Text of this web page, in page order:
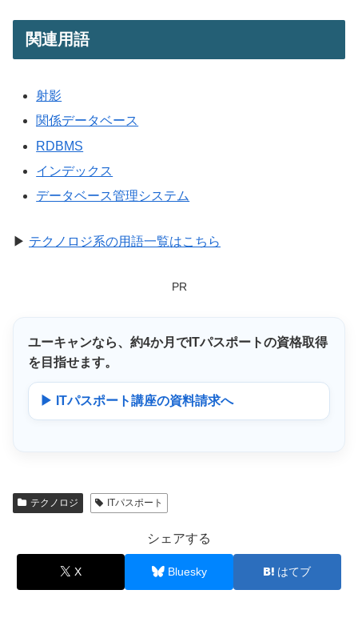
関連用語
射影
関係データベース
RDBMS
インデックス
データベース管理システム
▶ テクノロジ系の用語一覧はこちら
PR
ユーキャンなら、 約4か月 でITパスポートの資格取得
を目指せます。
▶ ITパスポート講座の資料請求へ
テクノロジ ITパスポート
シェアする
X Bluesky はてブ